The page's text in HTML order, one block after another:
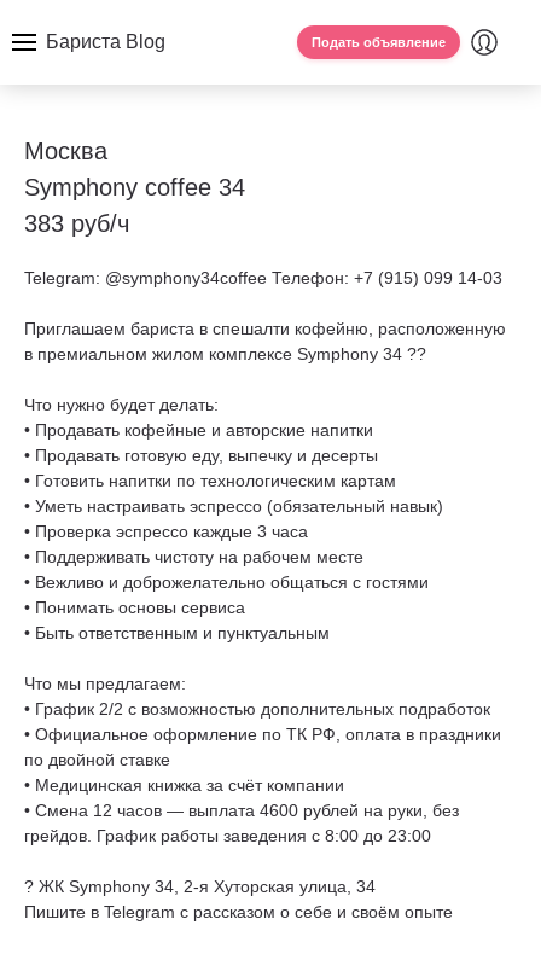
Бариста Blog Подать объявление
Москва
Symphony coffee 34
383 руб/ч
Telegram: @symphony34coffee Телефон: +7 (915) 099 14-03
Приглашаем бариста в спешалти кофейню, расположенную
в премиальном жилом комплексе Symphony 34 ??
Что нужно будет делать:
• Продавать кофейные и авторские напитки
• Продавать готовую еду, выпечку и десерты
• Готовить напитки по технологическим картам
• Уметь настраивать эспрессо (обязательный навык)
• Проверка эспрессо каждые 3 часа
• Поддерживать чистоту на рабочем месте
• Вежливо и доброжелательно общаться с гостями
• Понимать основы сервиса
• Быть ответственным и пунктуальным
Что мы предлагаем:
• График 2/2 с возможностью дополнительных подработок
• Официальное оформление по ТК РФ, оплата в праздники
по двойной ставке
• Медицинская книжка за счёт компании
• Смена 12 часов — выплата 4600 рублей на руки, без
грейдов. График работы заведения с 8:00 до 23:00
? ЖК Symphony 34, 2-я Хуторская улица, 34
Пишите в Telegram с рассказом о себе и своём опыте